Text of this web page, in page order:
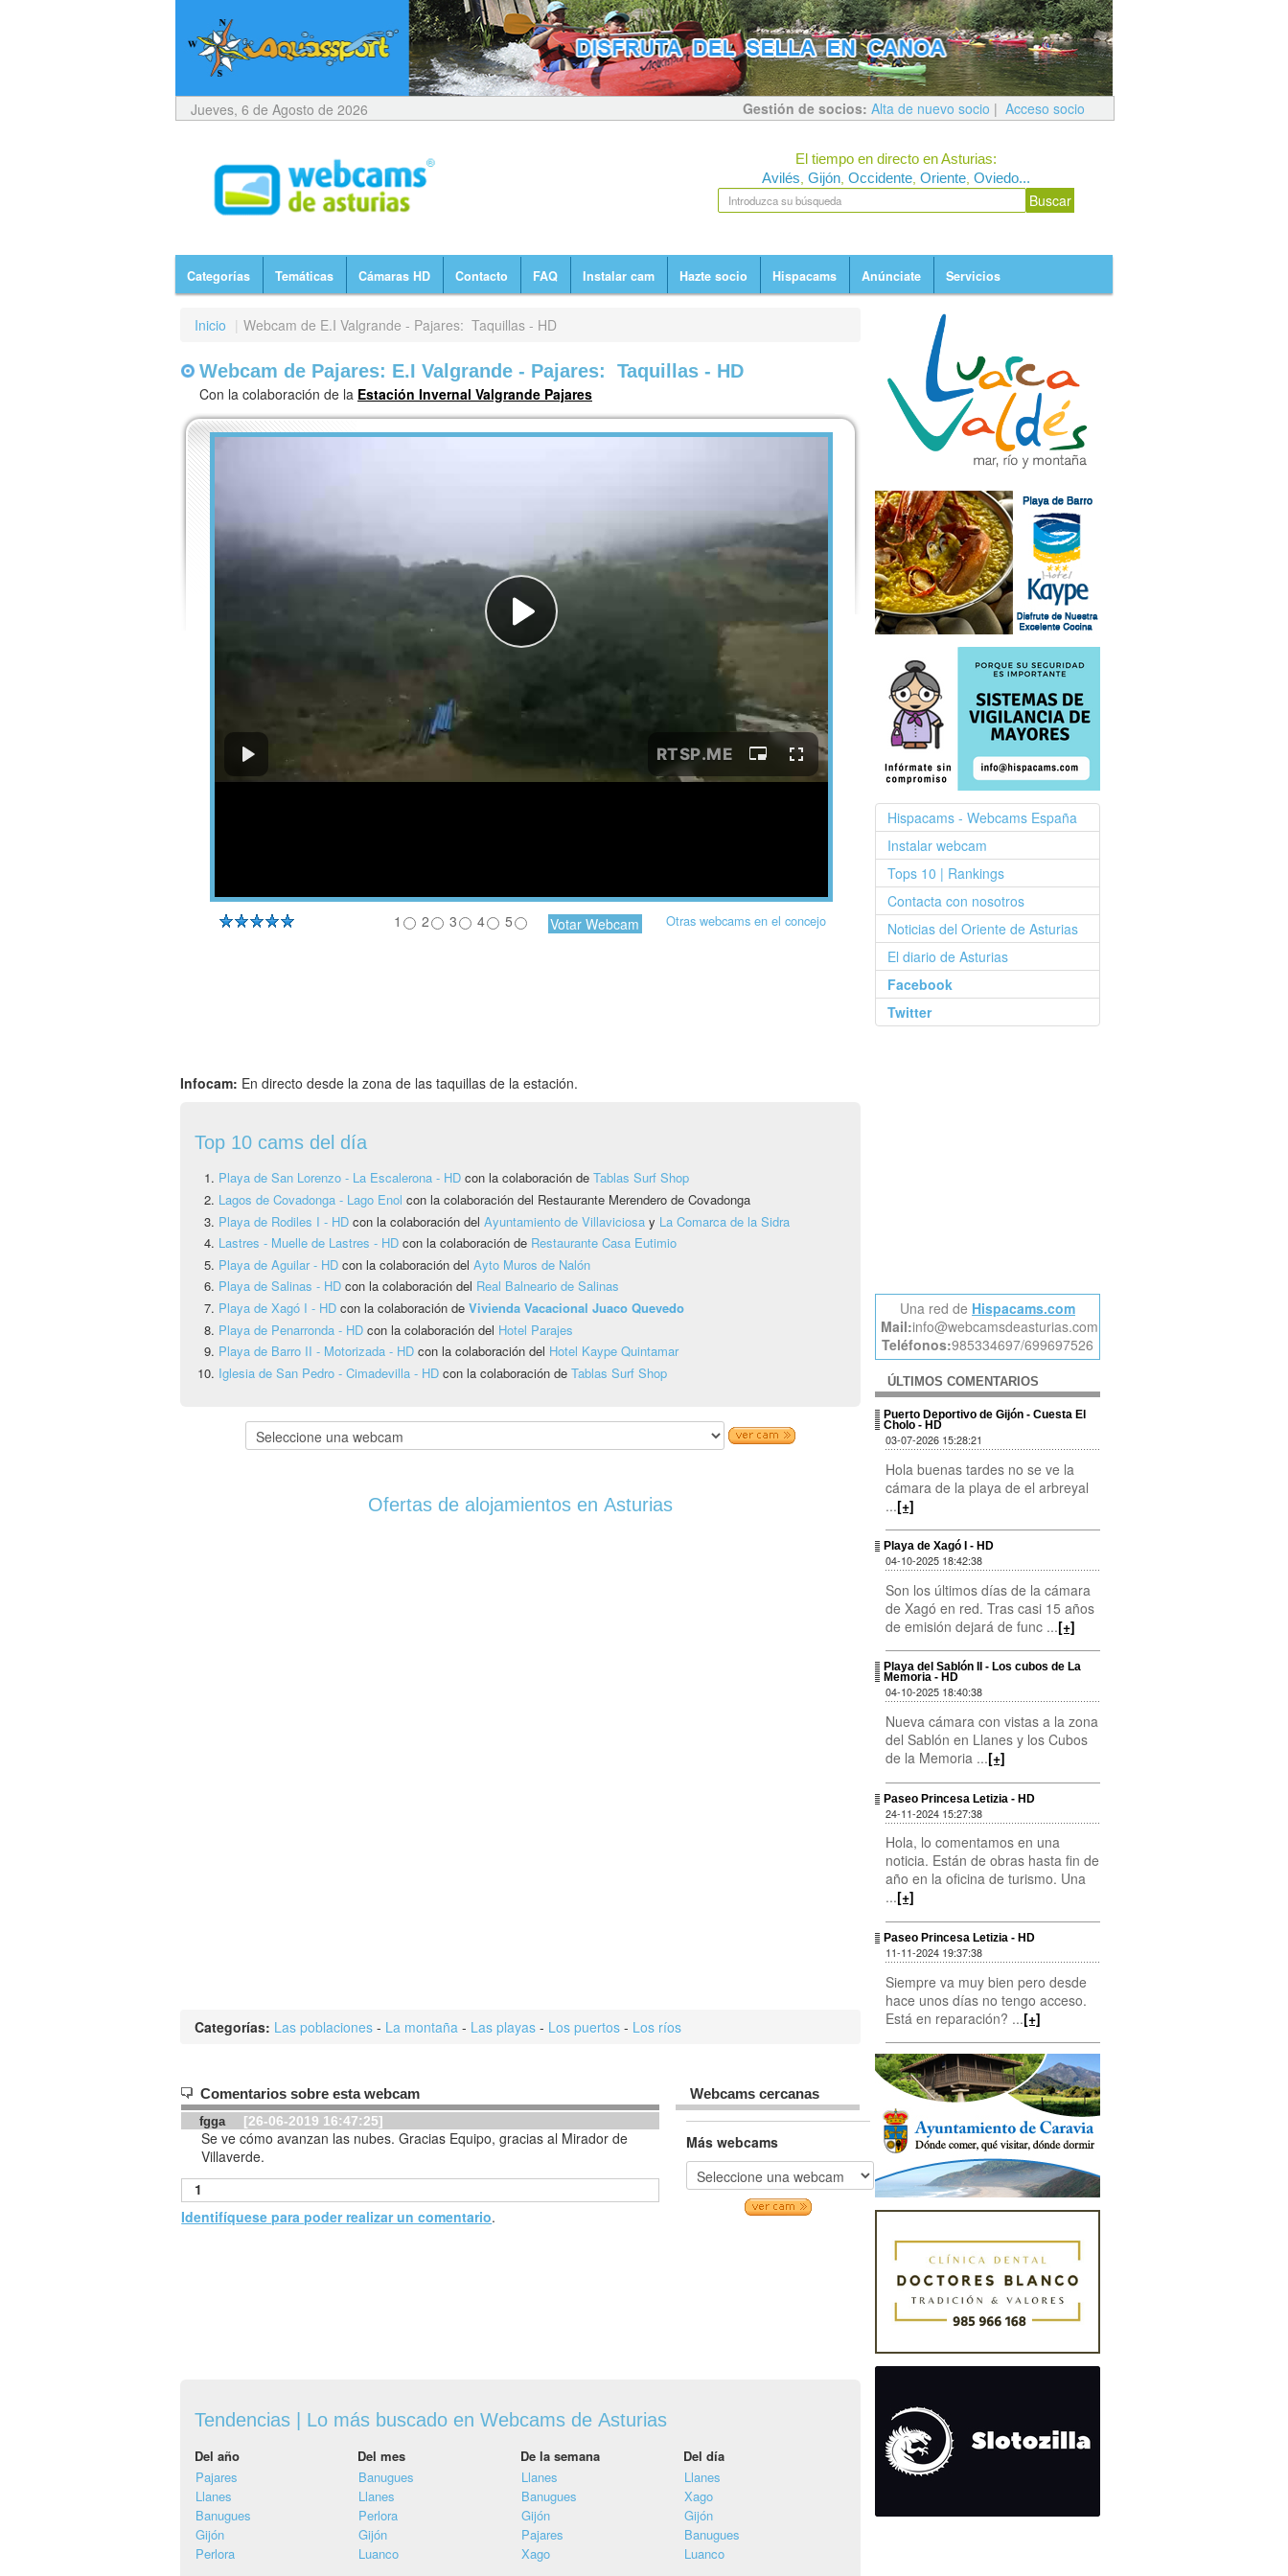
Jueves, 6 de Agosto de 2026 Acceso socio
Gestión de socios: Alta de nuevo socio |
El tiempo en directo en Asturias:
Avilés, Gijón, Occidente, Oriente, Oviedo...
Categorías Temáticas Cámaras HD Contacto FAQ Instalar cam Hazte socio Hispacams Anúnciate Servicios
Inicio | Webcam de E.I Valgrande - Pajares: Taquillas - HD
Webcam de Pajares: E.I Valgrande - Pajares: Taquillas - HD
Con la colaboración de la Estación Invernal Valgrande Pajares
1 2 3 4 5 Otras webcams en el concejo
Infocam: En directo desde la zona de las taquillas de la estación.
Top 10 cams del día
Playa de San Lorenzo - La Escalerona - HD con la colaboración de Tablas Surf Shop
Lagos de Covadonga - Lago Enol con la colaboración del Restaurante Merendero de Covadonga
Playa de Rodiles I - HD con la colaboración del Ayuntamiento de Villaviciosa y La Comarca de la Sidra
Lastres - Muelle de Lastres - HD con la colaboración de Restaurante Casa Eutimio
Playa de Aguilar - HD con la colaboración del Ayto Muros de Nalón
Playa de Salinas - HD con la colaboración del Real Balneario de Salinas
Playa de Xagó I - HD con la colaboración de Vivienda Vacacional Juaco Quevedo
Playa de Penarronda - HD con la colaboración del Hotel Parajes
Playa de Barro II - Motorizada - HD con la colaboración del Hotel Kaype Quintamar
Iglesia de San Pedro - Cimadevilla - HD con la colaboración de Tablas Surf Shop
Ofertas de alojamientos en Asturias
Categorías: Las poblaciones - La montaña - Las playas - Los puertos - Los ríos
Comentarios sobre esta webcam
fgga [26-06-2019 16:47:25]
Se ve cómo avanzan las nubes. Gracias Equipo, gracias al Mirador de
Villaverde.
1
Identifíquese para poder realizar un comentario.
Webcams cercanas
Más webcams
Tendencias | Lo más buscado en Webcams de Asturias
Del año Del mes De la semana
Del día
Pajares
Llanes
Banugues
Gijón
Perlora
Banugues
Llanes
Perlora
Gijón
Luanco
Llanes
Banugues
Gijón
Pajares
Xago
Llanes
Xago
Gijón
Banugues
Luanco
Hispacams - Webcams España
Instalar webcam
Tops 10 | Rankings
Contacta con nosotros
Noticias del Oriente de Asturias
El diario de Asturias
Facebook
Twitter
Una red de Hispacams.com
Mail:info@webcamsdeasturias.com
Teléfonos:985334697/699697526
ÚLTIMOS COMENTARIOS
Puerto Deportivo de Gijón - Cuesta El
Cholo - HD
03-07-2026 15:28:21
Hola buenas tardes no se ve la
cámara de la playa de el arbreyal
...[+]
Playa de Xagó I - HD
04-10-2025 18:42:38
Son los últimos días de la cámara
de Xagó en red. Tras casi 15 años
de emisión dejará de func ...[+]
Playa del Sablón II - Los cubos de La
Memoria - HD
04-10-2025 18:40:38
Nueva cámara con vistas a la zona
del Sablón en Llanes y los Cubos
de la Memoria ...[+]
Paseo Princesa Letizia - HD
24-11-2024 15:27:38
Hola, lo comentamos en una
noticia. Están de obras hasta fin de
año en la oficina de turismo. Una
...[+]
Paseo Princesa Letizia - HD
11-11-2024 19:37:38
Siempre va muy bien pero desde
hace unos días no tengo acceso.
Está en reparación? ...[+]